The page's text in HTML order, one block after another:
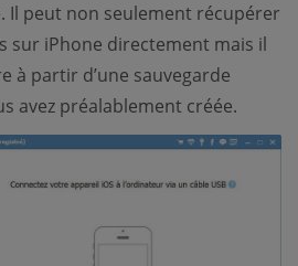
Il peut non seulement récupérer
sur iPhone directement mais il
à partir d’une sauvegarde
avez préalablement créée.